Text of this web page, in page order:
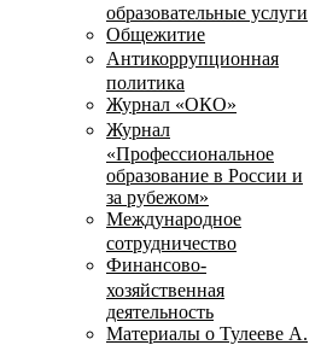
образовательные услуги
Общежитие
Антикоррупционная
политика
Журнал «ОКО»
Журнал
«Профессиональное
образование в России и
за рубежом»
Международное
сотрудничество
Финансово-
хозяйственная
деятельность
Материалы о Тулееве А.